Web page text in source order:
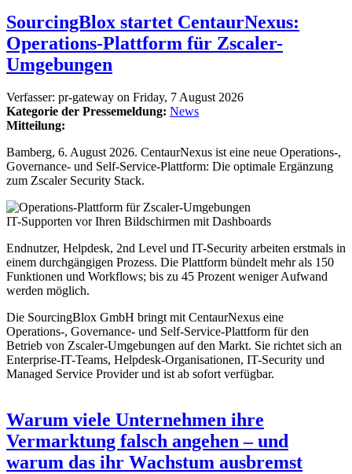
SourcingBlox startet CentaurNexus:
Operations-Plattform für Zscaler-
Umgebungen
Verfasser: pr-gateway on Friday, 7 August 2026
Kategorie der Pressemeldung: News
Mitteilung:
Bamberg, 6. August 2026. CentaurNexus ist eine neue Operations-,
Governance- und Self-Service-Plattform: Die optimale Ergänzung
zum Zscaler Security Stack.
IT-Supporten vor Ihren Bildschirmen mit Dashboards
Endnutzer, Helpdesk, 2nd Level und IT-Security arbeiten erstmals in
einem durchgängigen Prozess. Die Plattform bündelt mehr als 150
Funktionen und Workflows; bis zu 45 Prozent weniger Aufwand
werden möglich.
Die SourcingBlox GmbH bringt mit CentaurNexus eine
Operations-, Governance- und Self-Service-Plattform für den
Betrieb von Zscaler-Umgebungen auf den Markt. Sie richtet sich an
Enterprise-IT-Teams, Helpdesk-Organisationen, IT-Security und
Managed Service Provider und ist ab sofort verfügbar.
Warum viele Unternehmen ihre
Vermarktung falsch angehen – und
warum das ihr Wachstum ausbremst